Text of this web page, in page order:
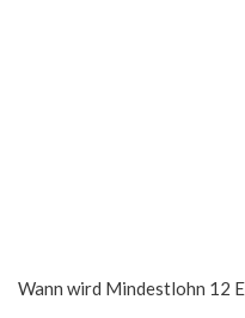
Wann wird Mindestlohn 12